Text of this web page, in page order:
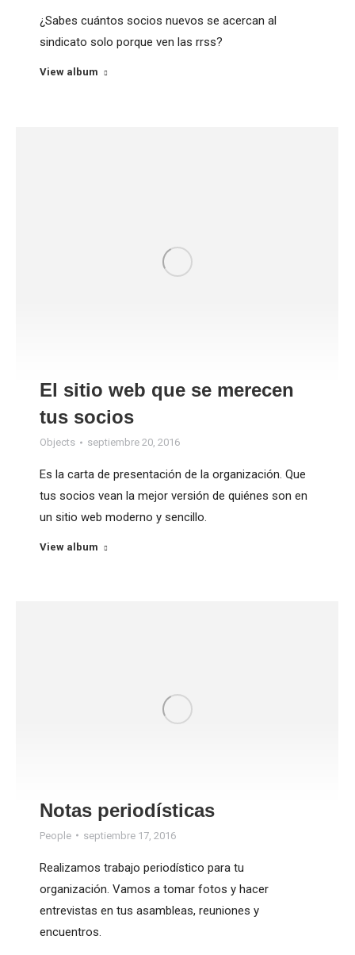
¿Sabes cuántos socios nuevos se acercan al
sindicato solo porque ven las rrss?
View album
El sitio web que se merecen
tus socios
Objects septiembre 20, 2016
Es la carta de presentación de la organización. Que
tus socios vean la mejor versión de quiénes son en
un sitio web moderno y sencillo.
View album
Notas periodísticas
People septiembre 17, 2016
Realizamos trabajo periodístico para tu
organización. Vamos a tomar fotos y hacer
entrevistas en tus asambleas, reuniones y
encuentros.